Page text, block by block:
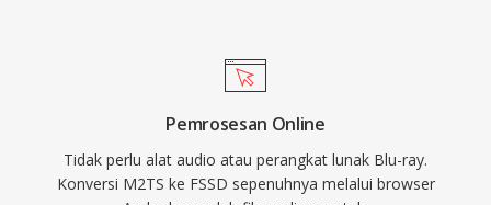
Pemrosesan Online
Tidak perlu alat audio atau perangkat lunak Blu-ray.
Konversi M2TS ke FSSD sepenuhnya melalui browser